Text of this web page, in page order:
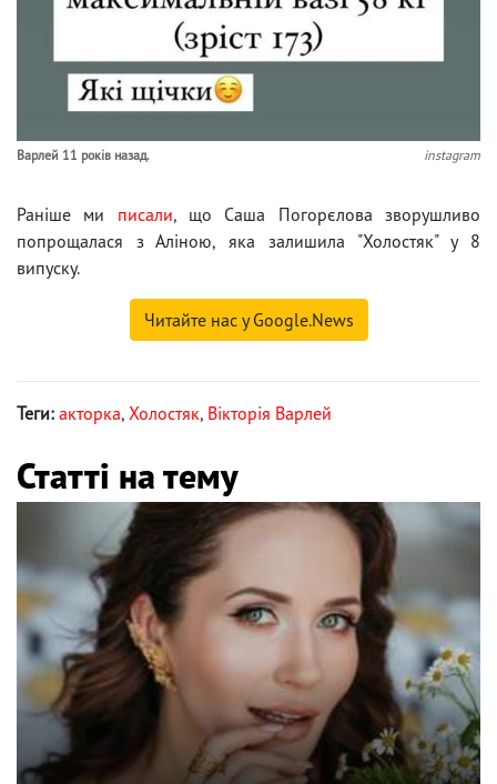
Варлей 11 років назад. instagram
Раніше ми писали, що Саша Погорєлова зворушливо
попрощалася з Аліною, яка залишила "Холостяк" у 8
випуску.
Читайте нас у Google.News
Теги: акторка, Холостяк, Вікторія Варлей
Статті на тему